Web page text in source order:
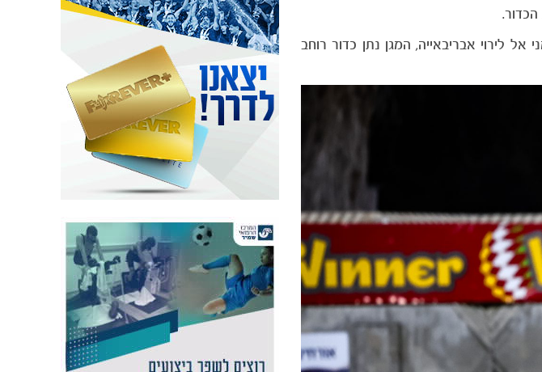
אל לירוי אבריבאייה, המגן נתן כדור רוחב